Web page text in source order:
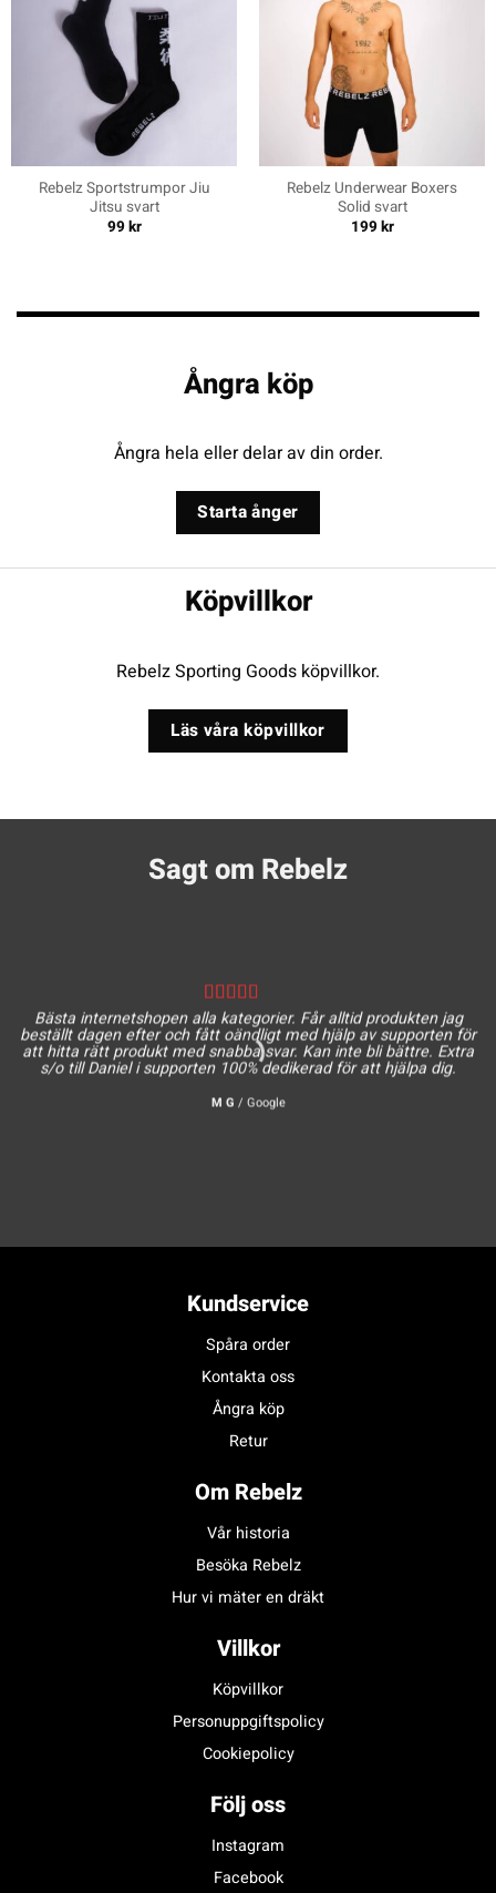
Rebelz Sportstrumpor Jiu
Jitsu svart
99kr
Rebelz Underwear Boxers
Solid svart
199kr
Ångra köp
Ångra hela eller delar av din order.
Starta ånger
Köpvillkor
Rebelz Sporting Goods köpvillkor.
Läs våra köpvillkor
Sagt om Rebelz
Bästa internetshopen alla kategorier. Får alltid produkten jag
beställt dagen efter och fått oändligt med hjälp av supporten för
att hitta rätt produkt med snabba svar. Kan inte bli bättre. Extra
s/o till Daniel i supporten 100% dedikerad för att hjälpa dig.
M G / Google
Kundservice
Spåra order
Kontakta oss
Ångra köp
Retur
Om Rebelz
Vår historia
Besöka Rebelz
Hur vi mäter en dräkt
Villkor
Köpvillkor
Personuppgiftspolicy
Cookiepolicy
Följ oss
Instagram
Facebook